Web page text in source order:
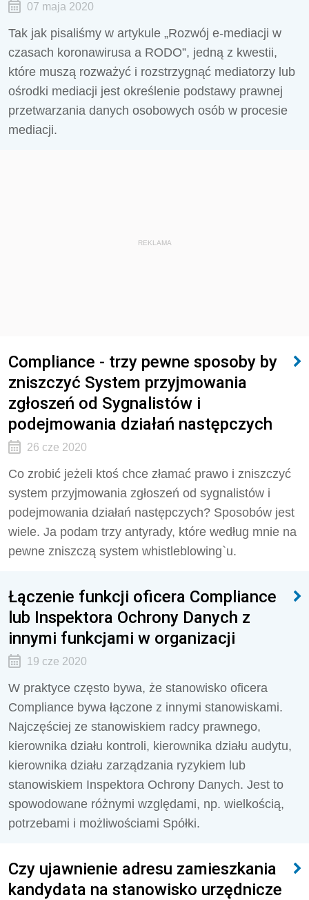
07 maja 2020
Tak jak pisaliśmy w artykule „Rozwój e-mediacji w
czasach koronawirusa a RODO”, jedną z kwestii,
które muszą rozważyć i rozstrzygnąć mediatorzy lub
ośrodki mediacji jest określenie podstawy prawnej
przetwarzania danych osobowych osób w procesie
mediacji.
REKLAMA
Compliance - trzy pewne sposoby by
zniszczyć System przyjmowania
zgłoszeń od Sygnalistów i
podejmowania działań następczych
26 cze 2020
Co zrobić jeżeli ktoś chce złamać prawo i zniszczyć
system przyjmowania zgłoszeń od sygnalistów i
podejmowania działań następczych? Sposobów jest
wiele. Ja podam trzy antyrady, które według mnie na
pewne zniszczą system whistleblowing`u.
Łączenie funkcji oficera Compliance
lub Inspektora Ochrony Danych z
innymi funkcjami w organizacji
19 cze 2020
W praktyce często bywa, że stanowisko oficera
Compliance bywa łączone z innymi stanowiskami.
Najczęściej ze stanowiskiem radcy prawnego,
kierownika działu kontroli, kierownika działu audytu,
kierownika działu zarządzania ryzykiem lub
stanowiskiem Inspektora Ochrony Danych. Jest to
spowodowane różnymi względami, np. wielkością,
potrzebami i możliwościami Spółki.
Czy ujawnienie adresu zamieszkania
kandydata na stanowisko urzędnicze